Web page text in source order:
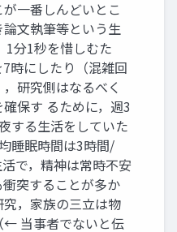
一番しんどいとこ
文執筆等という生
1分1秒を惜しむた
時にしたり（混雑回
研究側はなるべく
保す るために，週3
する生活をしていた
睡眠時間は3時間/
で，精神は常時不安
突することが多か
，家族の三立は物
← 当事者でないと伝